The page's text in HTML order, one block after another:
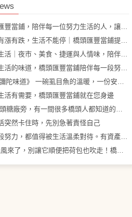
當鋪，陪伴每一位努力生活的人，讓每一天都更安心。
有跌，生活不能停｜橋頭匯豐當鋪提供安心資金調度服務
｜夜市、美食、捷運與人情味，陪伴每一天的努力
活的味道，橋頭匯豐當鋪陪伴每一段努力的日常
味道》 一碗虱目魚的溫暖，一份安心的陪伴。
活有需要，橋頭匯豐當鋪就在您身邊
糖廠旁，有一間很多橋頭人都知道的匯豐。
突然卡住時，先別急著責怪自己
，都值得被生活溫柔對待。有資產，就有方法；有需要，就來找匯豐。
，別讓它順便把荷包也吹走！橋頭匯豐當鋪陪您安心度過風雨